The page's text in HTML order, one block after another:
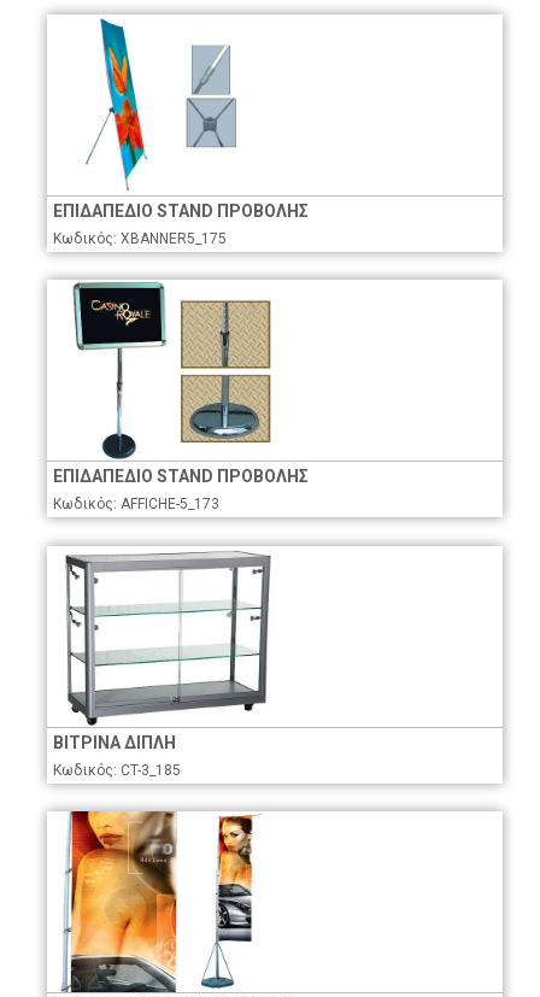
ΕΠΙΔΑΠΕΔΙΟ STAND ΠΡΟΒΟΛΗΣ
Κωδικός: XBANNER5_175
ΕΠΙΔΑΠΕΔΙΟ STAND ΠΡΟΒΟΛΗΣ
Κωδικός: AFFICHE-5_173
ΒΙΤΡΙΝΑ ΔΙΠΛΗ
Κωδικός: CT-3_185